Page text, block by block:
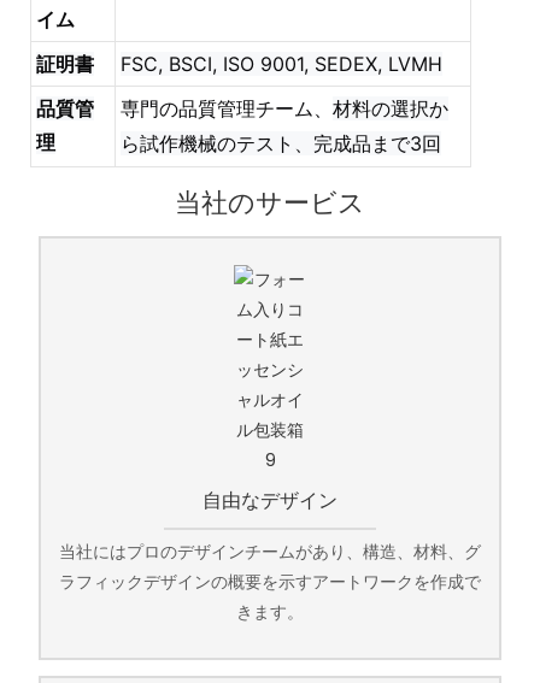
イム
証明書
FSC, BSCI, ISO 9001, SEDEX, LVMH
品質管
理
専門の品質管理チーム、 材料の選択か
ら試作機械のテスト、完成品まで3回
当社のサービス
自由なデザイン
当社にはプロのデザインチームがあり、構造、材料、グ
ラフィックデザインの概要を示すアートワークを作成で
きます。